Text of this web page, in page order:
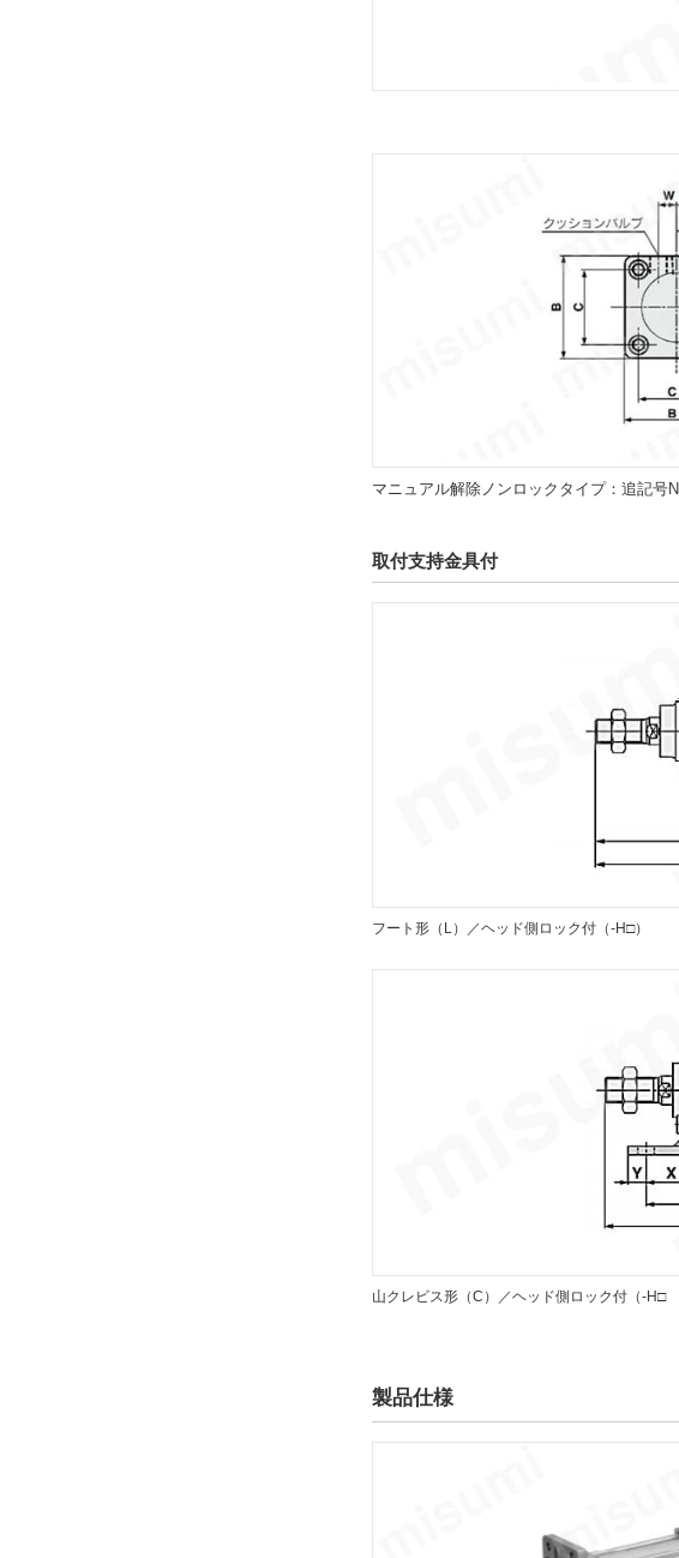
マニュアル解除ノンロックタイプ：追記号N
取付支持金具付
フート形（L）／ヘッド側ロック付（-H□）
山クレビス形（C）／ヘッド側ロック付（-H□
製品仕様